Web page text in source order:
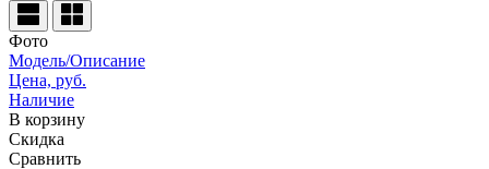
Фото
Модель/Описание
Цена, руб.
Наличие
В корзину
Скидка
Сравнить